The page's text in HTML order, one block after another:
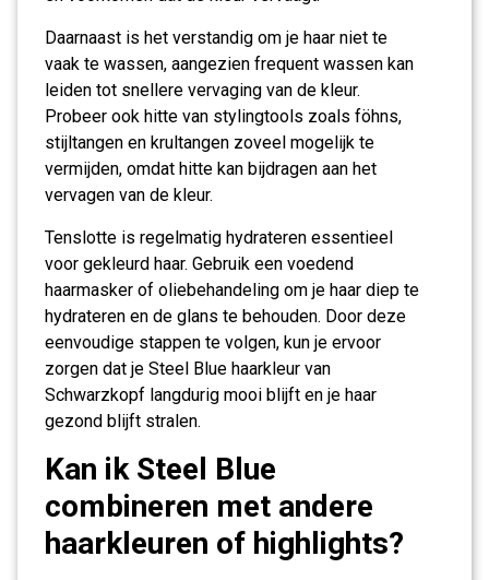
Daarnaast is het verstandig om je haar niet te
vaak te wassen, aangezien frequent wassen kan
leiden tot snellere vervaging van de kleur.
Probeer ook hitte van stylingtools zoals föhns,
stijltangen en krultangen zoveel mogelijk te
vermijden, omdat hitte kan bijdragen aan het
vervagen van de kleur.
Tenslotte is regelmatig hydrateren essentieel
voor gekleurd haar. Gebruik een voedend
haarmasker of oliebehandeling om je haar diep te
hydrateren en de glans te behouden. Door deze
eenvoudige stappen te volgen, kun je ervoor
zorgen dat je Steel Blue haarkleur van
Schwarzkopf langdurig mooi blijft en je haar
gezond blijft stralen.
Kan ik Steel Blue
combineren met andere
haarkleuren of highlights?